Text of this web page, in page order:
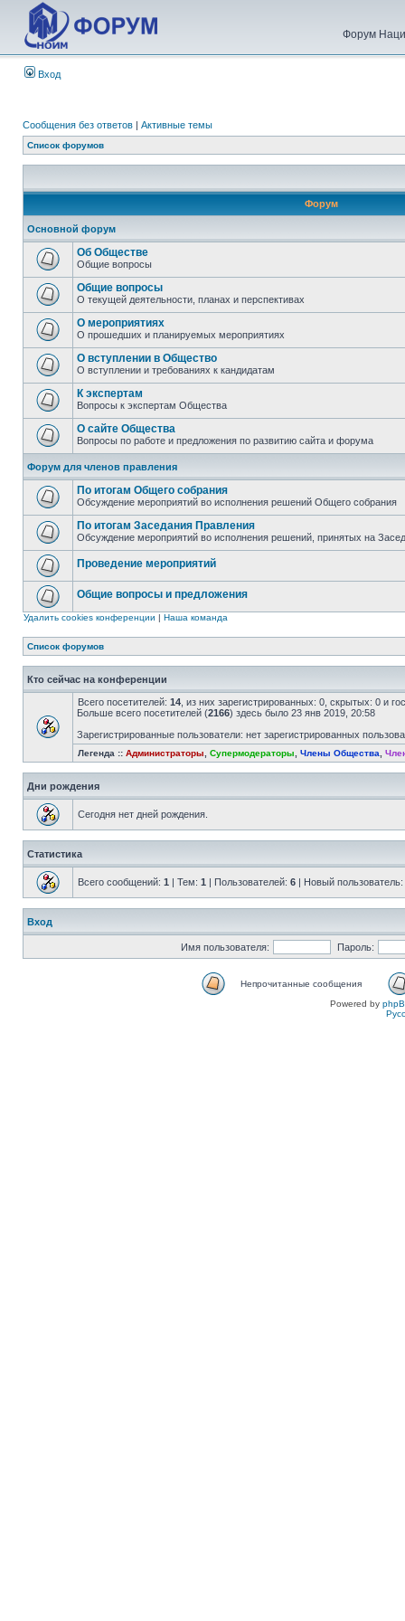
Форум
Вход
Сообщения без ответов | Активные темы
Список форумов
Форум
Основной форум
Об Обществе
Общие вопросы
Общие вопросы
О текущей деятельности, планах и перспективах
О мероприятиях
О прошедших и планируемых мероприятиях
О вступлении в Общество
О вступлении и требованиях к кандидатам
К экспертам
Вопросы к экспертам Общества
О сайте Общества
Вопросы по работе и предложения по развитию сайта и форума
Форум для членов правления
По итогам Общего собрания
Обсуждение мероприятий во исполнения решений Общего собрания
По итогам Заседания Правления
Обсуждение мероприятий во исполнения решений, принятых на
Проведение мероприятий
Общие вопросы и предложения
Удалить cookies конференции | Наша команда
Список форумов
Кто сейчас на конференции
Всего посетителей: 14 , из них зарегистрированных: 0, скрытых: 0 и
Больше всего посетителей (2166) здесь было 23 янв 2019, 20:58
Зарегистрированные пользователи: нет зарегистрированных
Легенда :: Администраторы Супермодераторы Члены Общества
Дни рождения
Сегодня нет дней рождения.
Статистика
Всего сообщений: 1 | Тем: 1 | Пользователей: 6 | Новый пользователь:
Вход
Имя пользователя: Пароль:
Непрочитанные сообщения
Powered by